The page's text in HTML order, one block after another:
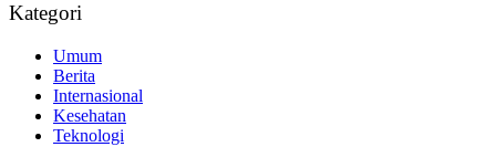
Kategori
Umum
Berita
Internasional
Kesehatan
Teknologi